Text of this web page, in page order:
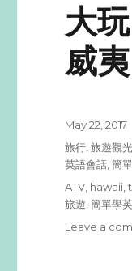
大
威夷
Posted
on
May 22, 2017
Categories
旅行 ,旅遊觀光
英語會話 ,簡
Tags
ATV hawaii ,
旅遊 ,簡單學
Leave a